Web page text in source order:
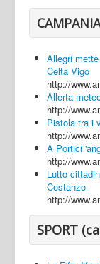
Allegri
Celta Vigo
http://
Allerta
http://
Pistola tra i
http://
A Portici
http://
Lutto
Costanzo
http://
SPORT